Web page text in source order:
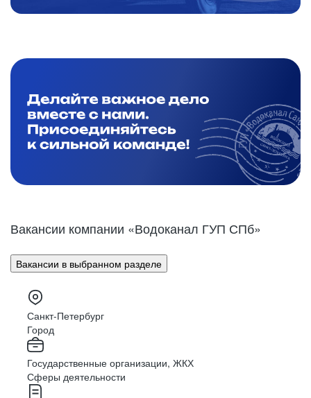
Вакансии компании «Водоканал ГУП СПб»
Вакансии в выбранном разделе
Санкт-Петербург
Город
Государственные организации, ЖКХ
Сферы деятельности